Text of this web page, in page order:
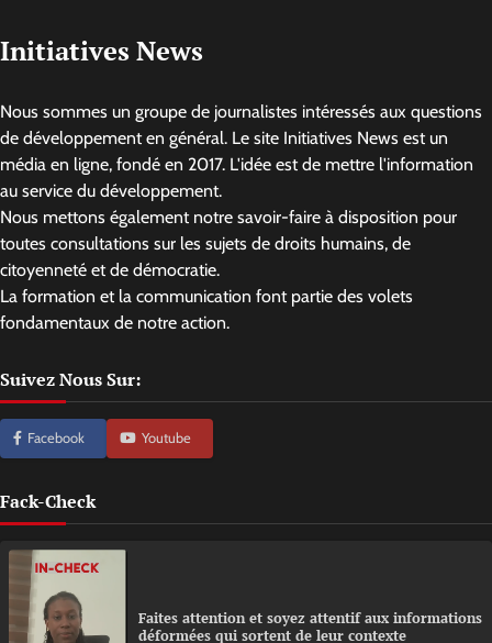
Initiatives News
Nous sommes un groupe de journalistes intéressés aux questions
de développement en général. Le site Initiatives News est un
média en ligne, fondé en 2017. L'idée est de mettre l'information
au service du développement.
Nous mettons également notre savoir-faire à disposition pour
toutes consultations sur les sujets de droits humains, de
citoyenneté et de démocratie.
La formation et la communication font partie des volets
fondamentaux de notre action.
Suivez Nous Sur:
Facebook Youtube
Fack-Check
Faites attention et soyez attentif aux informations
déformées qui sortent de leur contexte